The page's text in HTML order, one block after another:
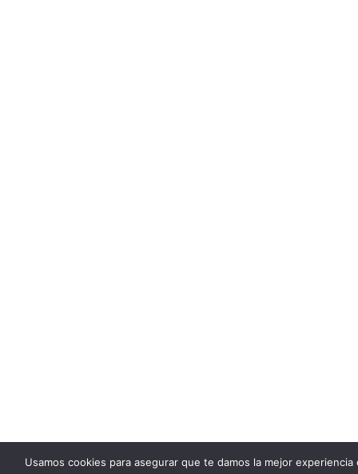
Usamos cookies para asegurar que te damos la mejor experiencia